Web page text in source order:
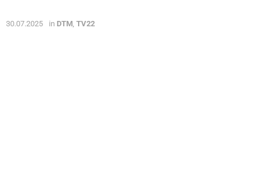
30.07.2025 in DTM TV22